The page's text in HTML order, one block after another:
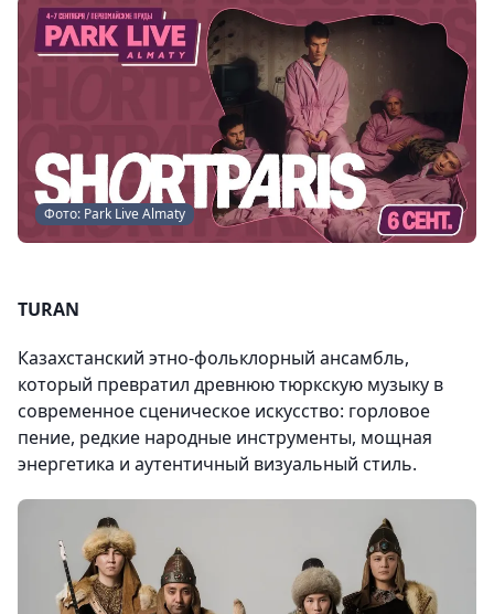
Фото: Park Live Almaty
TURAN
Казахстанский этно-фольклорный ансамбль,
который превратил древнюю тюркскую музыку в
современное сценическое искусство: горловое
пение, редкие народные инструменты, мощная
энергетика и аутентичный визуальный стиль.